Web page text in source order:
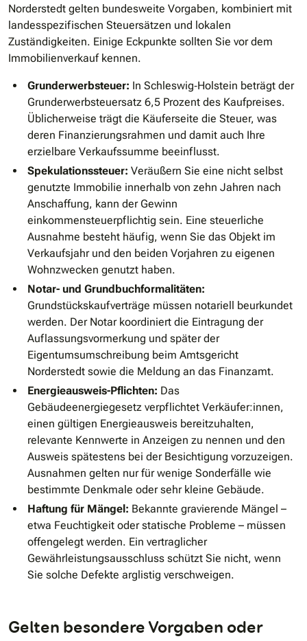
Norderstedt gelten bundesweite Vorgaben, kombiniert mit
landesspezifischen Steuersätzen und lokalen
Zuständigkeiten. Einige Eckpunkte sollten Sie vor dem
Immobilienverkauf kennen.
Grunderwerbsteuer: In Schleswig‐Holstein beträgt der
Grunderwerbsteuersatz 6,5 Prozent des Kaufpreises.
Üblicherweise trägt die Käuferseite die Steuer, was
deren Finanzierungsrahmen und damit auch Ihre
erzielbare Verkaufssumme beeinflusst.
Spekulationssteuer: Veräußern Sie eine nicht selbst
genutzte Immobilie innerhalb von zehn Jahren nach
Anschaffung, kann der Gewinn
einkommensteuerpflichtig sein. Eine steuerliche
Ausnahme besteht häufig, wenn Sie das Objekt im
Verkaufsjahr und den beiden Vorjahren zu eigenen
Wohnzwecken genutzt haben.
Notar- und Grundbuchformalitäten:
Grundstückskaufverträge müssen notariell beurkundet
werden. Der Notar koordiniert die Eintragung der
Auflassungsvormerkung und später der
Eigentumsumschreibung beim Amtsgericht
Norderstedt sowie die Meldung an das Finanzamt.
Energieausweis-Pflichten: Das
Gebäudeenergiegesetz verpflichtet Verkäufer:innen,
einen gültigen Energieausweis bereitzuhalten,
relevante Kennwerte in Anzeigen zu nennen und den
Ausweis spätestens bei der Besichtigung vorzuzeigen.
Ausnahmen gelten nur für wenige Sonderfälle wie
bestimmte Denkmale oder sehr kleine Gebäude.
Haftung für Mängel: Bekannte gravierende Mängel –
etwa Feuchtigkeit oder statische Probleme – müssen
offengelegt werden. Ein vertraglicher
Gewährleistungsausschluss schützt Sie nicht, wenn
Sie solche Defekte arglistig verschweigen.
Gelten besondere Vorgaben oder